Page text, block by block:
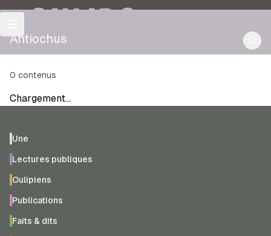
OULIPO
Antiochus
0 contenus
Chargement…
Une
Lectures publiques
Oulipiens
Publications
Faits & dits